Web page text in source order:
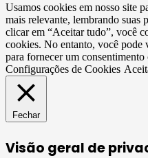
Usamos cookies em nosso site
mais relevante, lembrando suas
clicar em “Aceitar tudo”, você
cookies. No entanto, você
para fornecer um consentimento
Configurações de Cookies
Fechar
Visão geral de